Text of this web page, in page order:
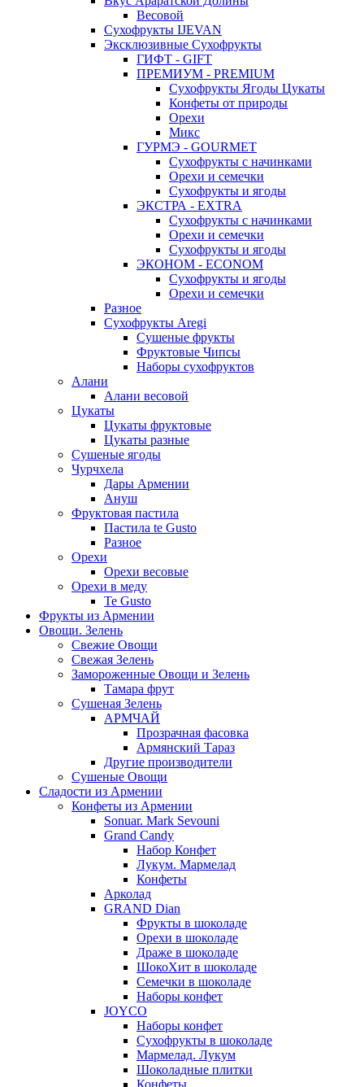
Весовой
Сухофрукты IJEVAN
Эксклюзивные Сухофрукты
ГИФТ - GIFT
ПРЕМИУМ - PREMIUM
Сухофрукты Ягоды Цукаты
Конфеты от природы
Орехи
Микс
ГУРМЭ - GOURMET
Сухофрукты с начинками
Орехи и семечки
Сухофрукты и ягоды
ЭКСТРА - EXTRA
Сухофрукты с начинками
Орехи и семечки
Сухофрукты и ягоды
ЭКОНОМ - ECONOM
Сухофрукты и ягоды
Орехи и семечки
Разное
Сухофрукты Aregi
Сушеные фрукты
Фруктовые Чипсы
Наборы сухофруктов
Алани
Алани весовой
Цукаты
Цукаты фруктовые
Цукаты разные
Сушеные ягоды
Чурчхела
Дары Армении
Ануш
Фруктовая пастила
Пастила te Gusto
Разное
Орехи
Орехи весовые
Орехи в меду
Te Gusto
Фрукты из Армении
Овощи. Зелень
Свежие Овощи
Свежая Зелень
Замороженные Овощи и Зелень
Тамара фрут
Сушеная Зелень
АРМЧАЙ
Прозрачная фасовка
Армянский Тараз
Другие производители
Сушеные Овощи
Сладости из Армении
Конфеты из Армении
Sonuar. Mark Sevouni
Grand Candy
Набор Конфет
Лукум. Мармелад
Конфеты
Арколад
GRAND Dian
Фрукты в шоколаде
Орехи в шоколаде
Драже в шоколаде
ШокоХит в шоколаде
Семечки в шоколаде
Наборы конфет
JOYCO
Наборы конфет
Сухофрукты в шоколаде
Мармелад. Лукум
Шоколадные плитки
Конфеты